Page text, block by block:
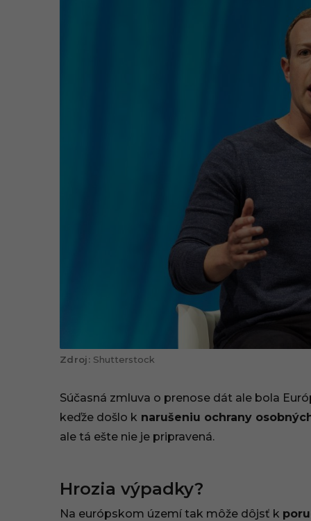
Shutterstock
Súčasná zmluva o prenose dát ale bola
keďže došlo k narušeniu ochrany
ale tá ešte nie je pripravená.
Hrozia výpadky?
Na európskom území tak môže dôjsť k